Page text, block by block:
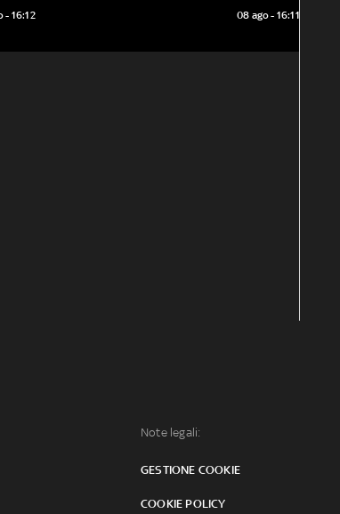
- 16:12 08 ago - 16:11
Note legali:
GESTIONE COOKIE
COOKIE POLICY